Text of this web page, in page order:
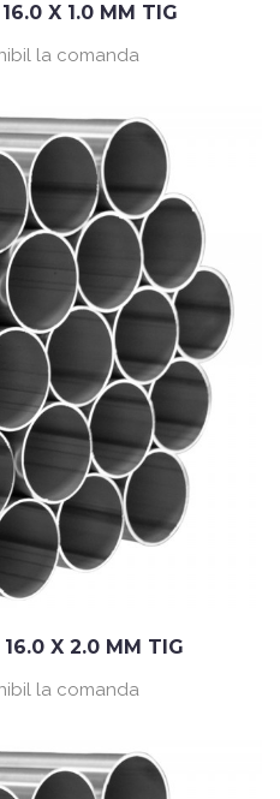
X 1.0 MM TIG
la comanda
X 2.0 MM TIG
la comanda